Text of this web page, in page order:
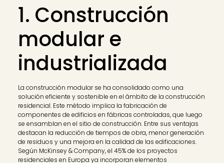
1. Construcción
modular e
industrializada
La construcción modular se ha consolidado como una
solución eficiente y sostenible en el ámbito de la construcción
residencial. Este método implica la fabricación de
componentes de edificios en fábricas controladas, que luego
se ensamblan en el sitio de construcción. Entre sus ventajas
destacan la reducción de tiempos de obra, menor generación
de residuos y una mejora en la calidad de las edificaciones.
Según McKinsey & Company, el 45% de los proyectos
residenciales en Europa ya incorporan elementos